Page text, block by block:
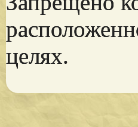
целях.